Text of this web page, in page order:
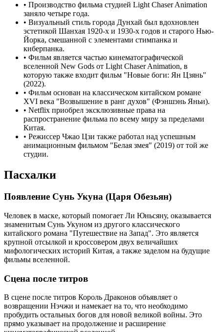
• Производство фильма студией Light Chaser Animation
заняло четыре года.
• Визуальный стиль города Дунхай был вдохновлен
эстетикой Шанхая 1920-х и 1930-х годов и старого Нью-
Йорка, смешанной с элементами стимпанка и
киберпанка.
• Фильм является частью кинематографической
вселенной New Gods от Light Chaser Animation, в
которую также входит фильм "Новые боги: Ян Цзянь"
(2022).
• Фильм основан на классическом китайском романе
XVI века "Возвышение в ранг духов" (Фэншэнь Яньи).
• Netflix приобрел эксклюзивные права на
распространение фильма по всему миру за пределами
Китая.
• Режиссер Чжао Цзи также работал над успешным
анимационным фильмом "Белая змея" (2019) от той же
студии.
Пасхалки
Появление Сунь Укуна (Царя Обезьян)
Человек в маске, который помогает Ли Юньсяну, оказывается
знаменитым Сунь Укуном из другого классического
китайского романа "Путешествие на Запад". Это является
крупной отсылкой и кроссовером двух величайших
мифологических историй Китая, а также заделом на будущие
фильмы вселенной.
Сцена после титров
В сцене после титров Король Драконов объявляет о
возвращении Нэчжи и намекает на то, что необходимо
пробудить остальных богов для новой великой войны. Это
прямо указывает на продолжение и расширение